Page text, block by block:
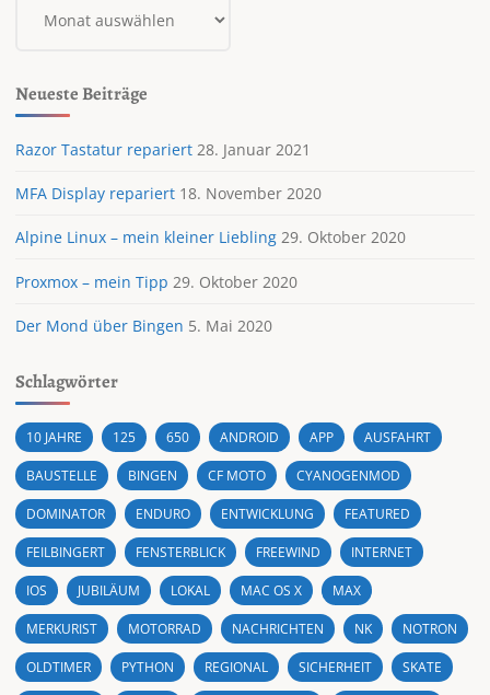
Neueste Beiträge
Razor Tastatur repariert 28. Januar 2021
MFA Display repariert 18. November 2020
Alpine Linux – mein kleiner Liebling 29. Oktober 2020
Proxmox – mein Tipp 29. Oktober 2020
Der Mond über Bingen 5. Mai 2020
Schlagwörter
10 JAHRE 125 650 ANDROID APP AUSFAHRT
BAUSTELLE BINGEN CF MOTO CYANOGENMOD
DOMINATOR ENDURO ENTWICKLUNG FEATURED
FEILBINGERT FENSTERBLICK FREEWIND INTERNET
IOS JUBILÄUM LOKAL MAC OS X MAX
MERKURIST MOTORRAD NACHRICHTEN NK NOTRON
OLDTIMER PYTHON REGIONAL SICHERHEIT SKATE